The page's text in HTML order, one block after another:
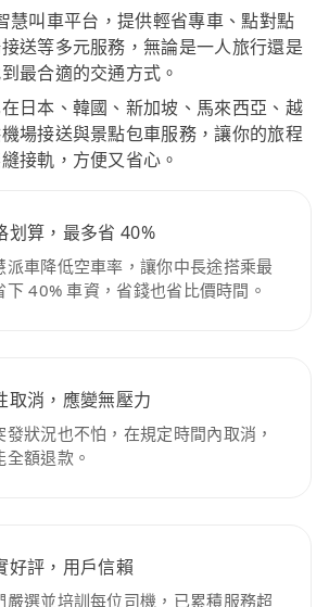
叫車平台，提供輕省專車、點對點
送等多元服務，無論是一人旅行還是
最合適的交通方式。
日本、韓國、新加坡、馬來西亞、越
場接送與景點包車服務，讓你的旅程
接軌，方便又省心。
划算，最多省 40%
派車降低空車率，讓你中長途搭乘最
下 40% 車資，省錢也省比價時間。
取消，應變無壓力
發狀況也不怕，在規定時間內取消，
全額退款。
好評，用戶信賴
嚴選並培訓每位司機，已累積服務超